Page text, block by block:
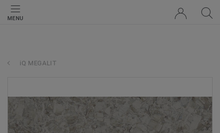
MENU
iQ MEGALIT